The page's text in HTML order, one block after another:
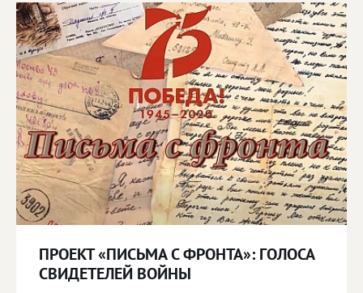
ПРОЕКТ «ПИСЬМА С ФРОНТА»: ГОЛОСА
СВИДЕТЕЛЕЙ ВОЙНЫ